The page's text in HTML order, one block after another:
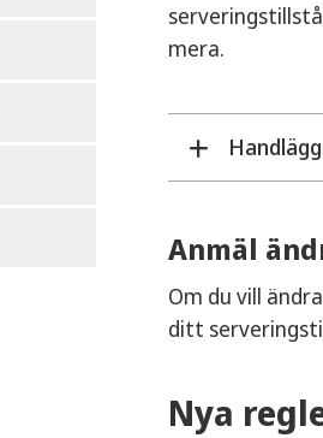
mera.
ansökan
Den
Anmäl
Om du vill
ditt
Nya